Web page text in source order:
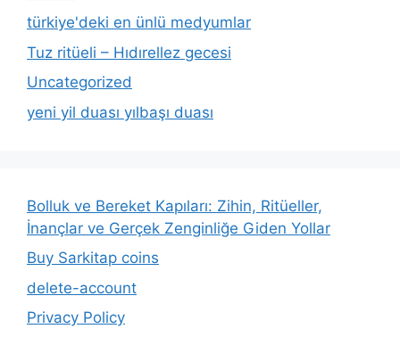
türkiye'deki en ünlü medyumlar
Tuz ritüeli – Hıdırellez gecesi
Uncategorized
yeni yil duası yılbaşı duası
Bolluk ve Bereket Kapıları: Zihin, Ritüeller,
İnançlar ve Gerçek Zenginliğe Giden Yollar
Buy Sarkitap coins
delete-account
Privacy Policy